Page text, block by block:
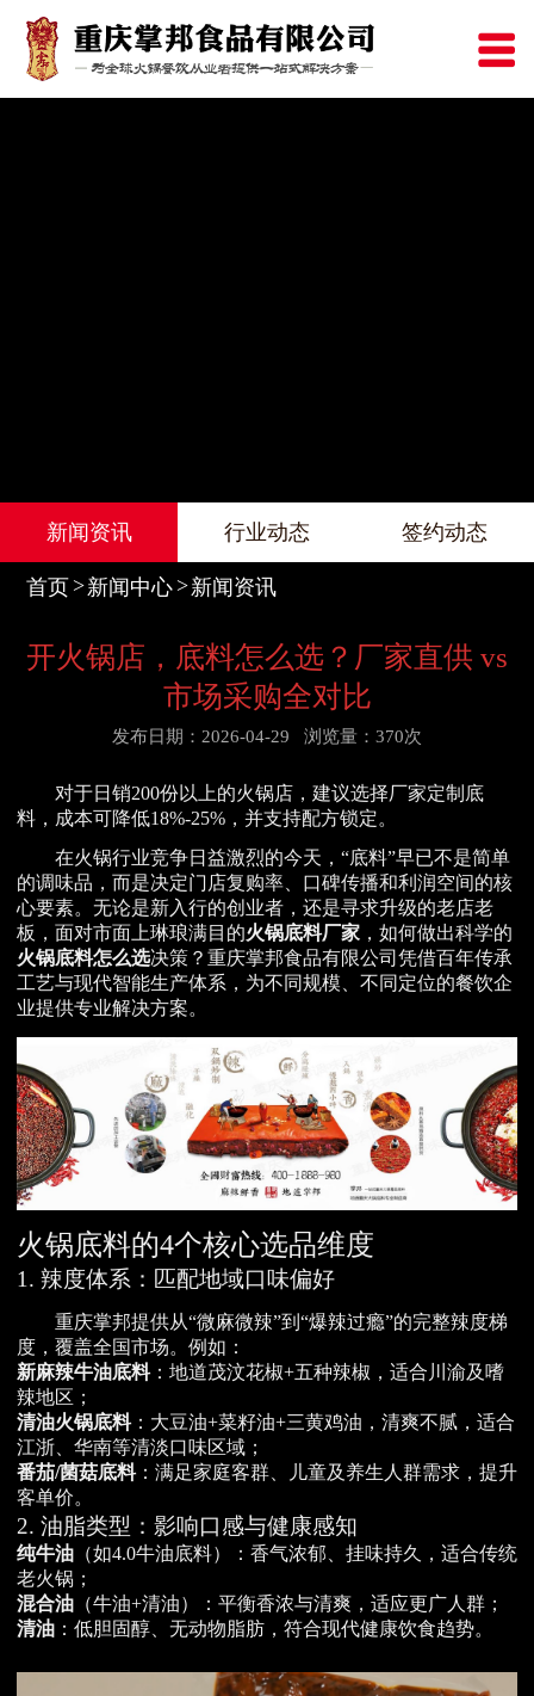
新闻资讯 行业动态 签约动态
首页 新闻中心 新闻资讯
开火锅店，底料怎么选？厂家直供 vs
市场采购全对比
发布日期：2026-04-29 浏览量：370次
对于日销200份以上的火锅店，建议选择厂家定制底
料，成本可降低18%-25%，并支持配方锁定。
在火锅行业竞争日益激烈的今天，“底料”早已不是简单
的调味品，而是决定门店复购率、口碑传播和利润空间的核
心要素。无论是新入行的创业者，还是寻求升级的老店老
板，面对市面上琳琅满目的火锅底料厂家 ，如何做出科学的
火锅底料怎么选决策？重庆掌邦食品有限公司凭借百年传承
工艺与现代智能生产体系，为不同规模、不同定位的餐饮企
业提供专业解决方案。
火锅底料的4个核心选品维度
1. 辣度体系：匹配地域口味偏好
重庆掌邦提供从“微麻微辣”到“爆辣过瘾”的完整辣度梯
度，覆盖全国市场。例如：
新麻辣牛油底料：地道茂汶花椒+五种辣椒，适合川渝及嗜
辣地区；
清油火锅底料：大豆油+菜籽油+三黄鸡油，清爽不腻，适合
江浙、华南等清淡口味区域；
番茄/菌菇底料：满足家庭客群、儿童及养生人群需求，提升
客单价。
2. 油脂类型：影响口感与健康感知
纯牛油 （如4.0牛油底料）：香气浓郁、挂味持久，适合传统
老火锅；
混合油 （牛油+清油）：平衡香浓与清爽，适应更广人群；
清油 ：低胆固醇、无动物脂肪，符合现代健康饮食趋势。